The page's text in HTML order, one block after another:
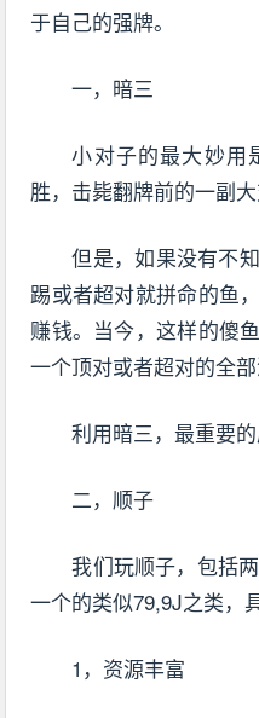
于自己的强牌。
一，暗三
小对子的最大妙用
胜，击毙翻牌前的一副大
但是，如果没有不
踢或者超对就拼命的鱼
赚钱。当今，这样的傻
一个顶对或者超对的全
利用暗三，最重要
二，顺子
我们玩顺子，包括
一个的类似79,9J之类，
1，资源丰富